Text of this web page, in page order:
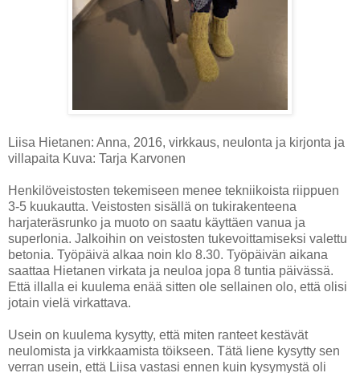
Liisa Hietanen: Anna, 2016, virkkaus, neulonta ja kirjonta ja
villapaita Kuva: Tarja Karvonen
Henkilöveistosten tekemiseen menee tekniikoista riippuen
3-5 kuukautta. Veistosten sisällä on tukirakenteena
harjateräsrunko ja muoto on saatu käyttäen vanua ja
superlonia. Jalkoihin on veistosten tukevoittamiseksi valettu
betonia. Työpäivä alkaa noin klo 8.30. Työpäivän aikana
saattaa Hietanen virkata ja neuloa jopa 8 tuntia päivässä.
Että illalla ei kuulema enää sitten ole sellainen olo, että olisi
jotain vielä virkattava.
Usein on kuulema kysytty, että miten ranteet kestävät
neulomista ja virkkaamista töikseen. Tätä liene kysytty sen
verran usein, että Liisa vastasi ennen kuin kysymystä oli